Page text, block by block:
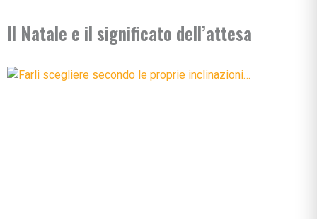
Il Natale e il significato dell’attesa